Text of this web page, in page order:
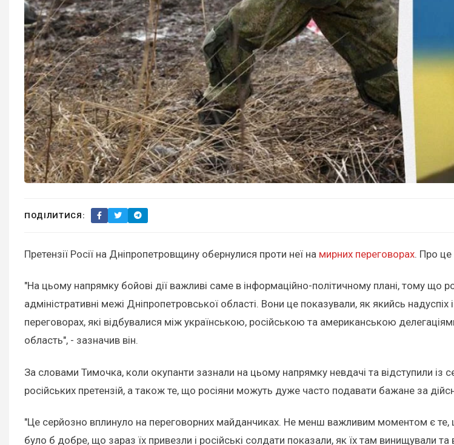
ПОДІЛИТИСЯ:
Претензії Росії на Дніпропетровщину обернулися проти неї на мирних переговорах. Про це
"На цьому напрямку бойові дії важливі саме в інформаційно-політичному плані, тому що
адміністративні межі Дніпропетровської області. Вони це показували, як якийсь
переговорах, які відбувалися між українською, російською та американською
область", - зазначив він.
За словами Тимочка, коли окупанти зазнали на цьому напрямку невдачі та відступили із
російських претензій, а також те, що росіяни можуть дуже часто подавати бажане за
"Це серйозно вплинуло на переговорних майданчиках. Не менш важливим моментом є те,
було б добре, що зараз їх привезли і російські солдати показали, як їх там винищували та